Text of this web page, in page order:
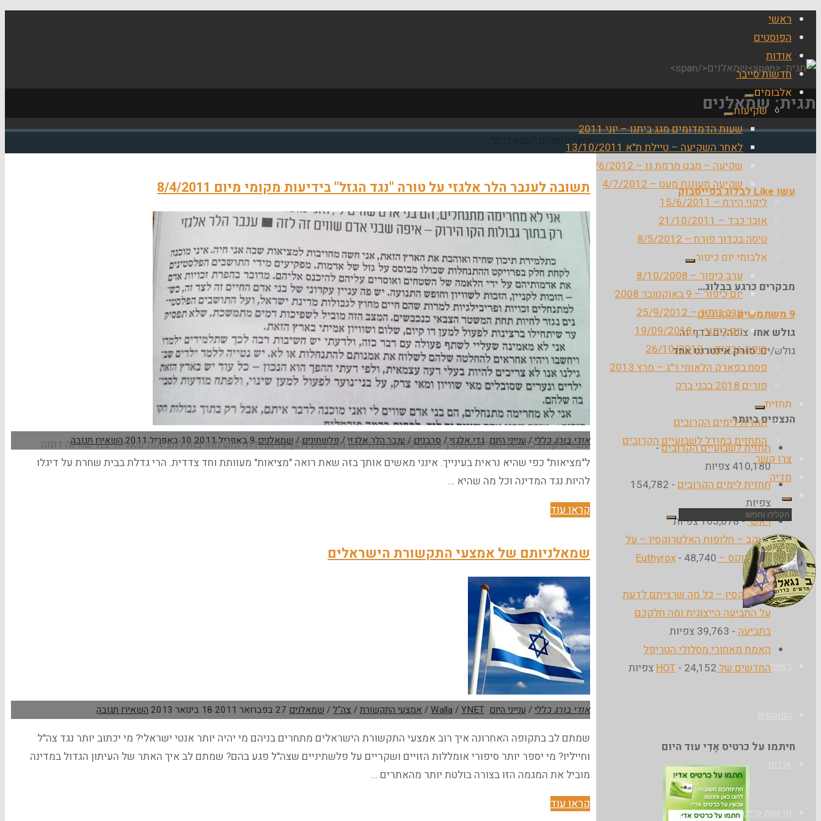
ראשי
הפוסטים
אודות
חדשות סייבר
אלבומים
שקיעות
שעות הדמדומים מגג ביתנו – יוני 2011
לאחר השקיעה – טיילת ת"א 13/10/2011
שקיעה – מבט מרמת גן – 6/6/2012
שקיעה מעוננת מעט – 4/7/2012
ליקוי הירח – 15/6/2011
אובך כבד – 21/10/2011
טיסה בכדור פורח – 8/5/2012
אלבומי יום כיפור
ערב כיפור – 8/10/2008
יום כיפור – 9 באוקטובר 2008
ערב כיפור – 25/9/2012
יום כיפור – 19/09/2018
סופת ברקים – 26/10/2012
פסח בפארק הלאומי ר"ג – מרץ 2013
פורים 2018 בבני ברק
תחזית
תחזית לימים הקרובים
התחזית במודל לשבועיים הקרובים
צרו קשר
מדיה
חפש
את:
הבלוג
חדשות סייבר
תגית:שמאלנים
בית
תיוגי פוסטים "שמאלנים"
תשובה לענבר הלר אלגזי על טורה "נגד הגזל" בידיעות מקומי מיום 8/4/2011
אודי בורג כללי/ענייני היום גדי אלגזי/ סרבנים/ענבר הלר אלגזי/פלשתינים/שמאלנים 9 באפריל 2011 10 באפריל 2011 השאירו תגובה
ענבר היקרה, כמבוגר שחי פה בארץ כמעט 50 שנה, אני חש מחויבות להגן על מולדתי וחש מחויבות למציאות שאני חי בה, שאינה דומה
ל"מציאות" כפי שהיא נראית בעינייך. אינני מאשים אותך בזה שאת רואה "מציאות" מעוותת וחד צדדית. הרי גדלת בבית שחרת על דיגלו
להיות נגד המדינה וכל מה שהיא …
קראו עוד"תשובה
אלגזי
על
טורה
"נגד
הגזל"
בידיעות
מקומי
מיום
8/4/2011"
שמאלניותם של אמצעי התקשורת הישראלים
אודי בורג כללי/ ענייני היום Walla/YNET
/ אמצעי התקשורת/ צה"ל/ שמאלנים 27 בפברואר 2011 18 בינואר 2013 השאירו תגובה
שמתם לב בתקופה האחרונה איך רוב אמצעי התקשורת הישראלים מתחרים בניהם מי יהיה יותר אנטי ישראלי? מי יכתוב יותר נגד צה"ל
וחייליו? מי יספר יותר סיפורי אומללות הזויים ושקריים על פלשתיניים שצה"ל פגע בהם? שמתם לב איך האתר של העיתון הגדול במדינה
מוביל את המגמה הזו בצורה בולטת יותר מהאתרים …
קראו עוד"שמאלניותם
עשו Like לבלוג בפייסבוק
מבקרים כרגע בבלוג…
9 משתמשים
מקוונ/ים
גולש אחד צופה/ים בדף זה.
גולש/ים:סורק אינטרנט אחד
הנצפים ביותר
תחזית לשבועיים הקרובים-
410,180 צפיות
תחזית לימים הקרובים
- 154,782
צפיות
ראשי- 105,078 צפיות
מעקב – חלופות האלטרוקסין – על
היוטירוקס – Euthyrox - 48,740
צפיות
אלטרוקסין – כל מה שרציתם לדעת
על התביעה הייצוגית ומה חלקכם
בתביעה - 39,763 צפיות
האמת מאחורי מסלולי הטריפל
החדשים של HOT - 24,152 צפיות
חיתמו על כרטיס אָדִי עוד היום